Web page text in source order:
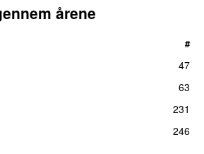
årene
#
47
63
231
246